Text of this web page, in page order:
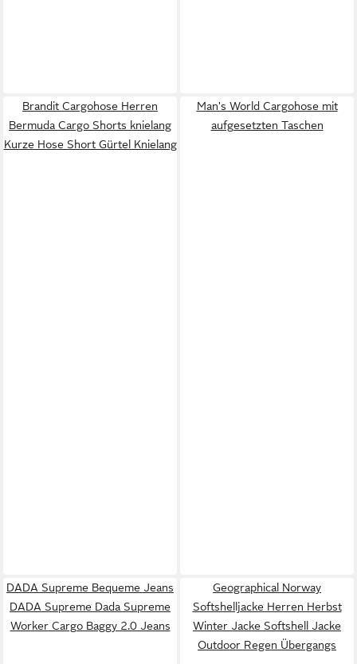
Brandit Cargohose Herren
Bermuda Cargo Shorts knielang
Kurze Hose Short Gürtel Knielang
Man's World Cargohose mit
aufgesetzten Taschen
DADA Supreme Bequeme Jeans
DADA Supreme Dada Supreme
Worker Cargo Baggy 2.0 Jeans
Geographical Norway
Softshelljacke Herren Herbst
Winter Jacke Softshell Jacke
Outdoor Regen Übergangs